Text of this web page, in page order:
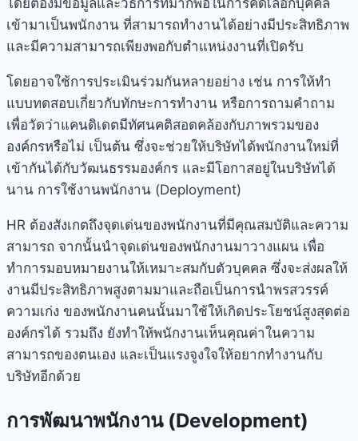
โดยต้องมีข้อมูลและวิธีการที่มากพอในการคัดเลือกบุคคล
เข้ามาเป็นพนักงาน ที่สามารถทำงานได้อย่างมีประสิทธิภาพ
และมีความสามารถเพียงพอกับตำแหน่งงานที่เปิดรับ
โดยอาจใช้การประเมินร่วมกันหลายอย่าง เช่น การให้ทำ
แบบทดสอบเกี่ยวกับทักษะการทำงาน หรือการถามคำถาม
เพื่อวัดว่าแคนดิเดตมีทัศนคติสอดคล้องกับภาพรวมของ
องค์กรหรือไม่ เป็นต้น ซึ่งจะช่วยให้บริษัทได้พนักงานใหม่ที่
เข้ากันได้กับวัฒนธรรมองค์กร และมีโอกาสอยู่ในบริษัทได้
นาน การใช้งานพนักงาน (Deployment)
HR ต้องสังเกตถึงจุดเด่นของพนักงานที่มีคุณสมบัติและความ
สามารถ จากนั้นนำจุดเด่นของพนักงานมาวางแผน เพื่อ
ทำการมอบหมายงานให้เหมาะสมกับตัวบุคคล ซึ่งจะส่งผลให้
งานมีประสิทธิภาพสูงตามมาและถือเป็นการนำพรสวรรค์
ความเก่ง ของพนักงานคนนั้นมาใช้ให้เกิดประโยชน์สูงสุดต่อ
องค์กรได้ รวมถึง ยังทำให้พนักงานเห็นคุณค่าในความ
สามารถของตนเอง และเป็นแรงจูงใจให้อยากทำงานกับ
บริษัทอีกด้วย
การพัฒนาพนักงาน (Development)